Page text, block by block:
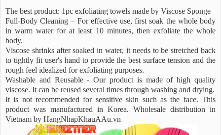
The best product: 1pc exfoliating towels made by Viscose Sponge
Full-Body Cleaning – For effective use, first soak the whole body
in warm water for at least 10 minutes, then exfoliate the whole
body.
Viscose shrinks after soaked in water, it needs to be stretched back
to tightly fit user's hand to provide the best surface tension and the
rough feel idealized for exfoliating purposes.
Washable and Reusable - Our product is made of high quality
viscose. It can be reused several times through washing and drying.
It is not recommended for sensitive skin such as the face. This
product was manufactured in Korea. Wholesale distribution in
Vietnam by HangNhapKhauAAu.vn